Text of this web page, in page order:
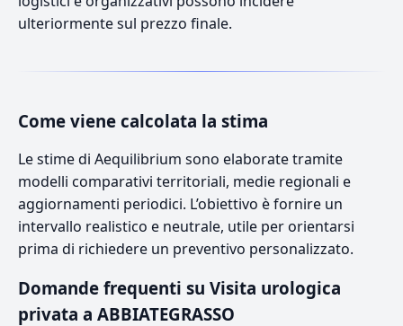
ulteriormente sul prezzo finale.
Come viene calcolata la stima
Le stime di Aequilibrium sono elaborate tramite
modelli comparativi territoriali, medie regionali e
aggiornamenti periodici. L’obiettivo è fornire un
intervallo realistico e neutrale, utile per orientarsi
prima di richiedere un preventivo personalizzato.
Domande frequenti su Visita urologica
privata a ABBIATEGRASSO